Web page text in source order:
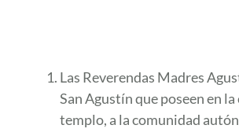
Las Reverendas Madres
San Agustín que poseen en
templo, a la comunidad